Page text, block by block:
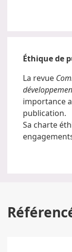
Éthique de
La revue
importance
publication.
Sa charte